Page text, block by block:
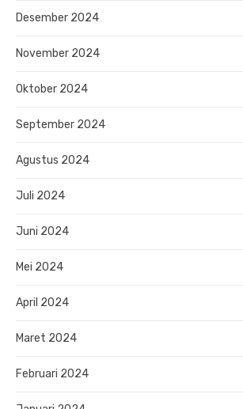
Desember 2024
November 2024
Oktober 2024
September 2024
Agustus 2024
Juli 2024
Juni 2024
Mei 2024
April 2024
Maret 2024
Februari 2024